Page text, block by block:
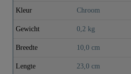
Kleur Chroom
Gewicht 0,2 kg
Breedte 10,0 cm
Lengte 23,0 cm